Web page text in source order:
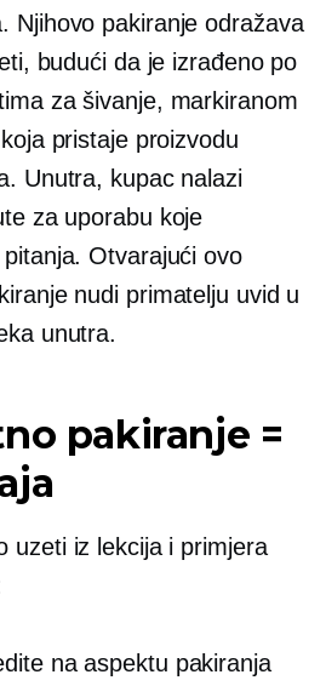
Njihovo pakiranje odražava
budući da je izrađeno po
za šivanje, markiranom
pristaje proizvodu
Unutra, kupac nalazi
za uporabu koje
Otvarajući ovo
nudi primatelju uvid u
unutra.
pakiranje =
uzeti iz lekcija i primjera
na aspektu pakiranja